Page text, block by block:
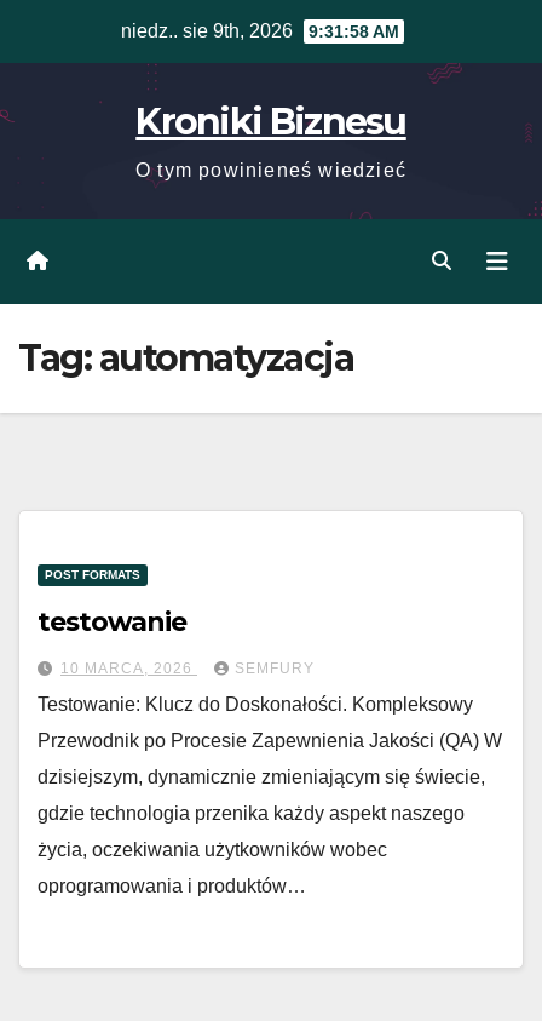
niedz.. sie 9th, 2026 9:31:59 AM
Kroniki Biznesu
O tym powinieneś wiedzieć
Tag:automatyzacja
POST FORMATS
testowanie
10 MARCA, 2026 SEMFURY
Testowanie: Klucz do Doskonałości. Kompleksowy
Przewodnik po Procesie Zapewnienia Jakości (QA) W
dzisiejszym, dynamicznie zmieniającym się świecie,
gdzie technologia przenika każdy aspekt naszego
życia, oczekiwania użytkowników wobec
oprogramowania i produktów…